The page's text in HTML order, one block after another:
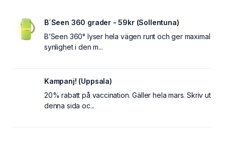
B´Seen 360 grader - 59kr (Sollentuna)
B’Seen 360° lyser hela vägen runt och ger maximal
synlighet i den m...
Kampanj! (Uppsala)
20% rabatt på vaccination. Gäller hela mars. Skriv ut
denna sida oc...